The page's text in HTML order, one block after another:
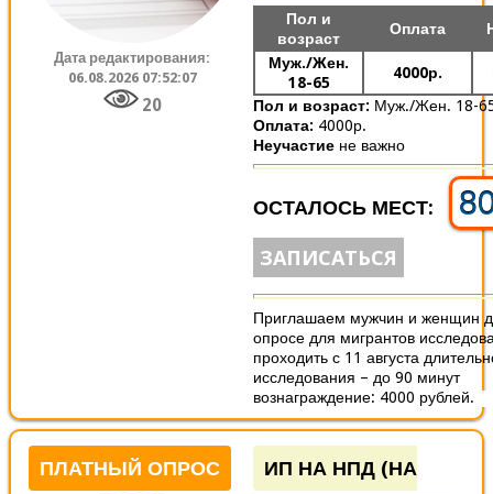
Дата редактирования:
06.08.2026 07:52:07
20
Пол и
возраст
Оплата
Муж./Жен.
18-65
4000р.
Пол и возраст: Муж./Жен. 18-
Оплата: 4000р.
Неучастие не важно
ОСТАЛОСЬ МЕСТ:
ЗАПИСАТЬСЯ
Приглашаем мужчин и женщин
опросе для мигрантов
проходить с 11 августа
исследования – до 90 минут
вознаграждение: 4000 рублей.
ПЛАТНЫЙ ОПРОС ИП НА НПД (НА